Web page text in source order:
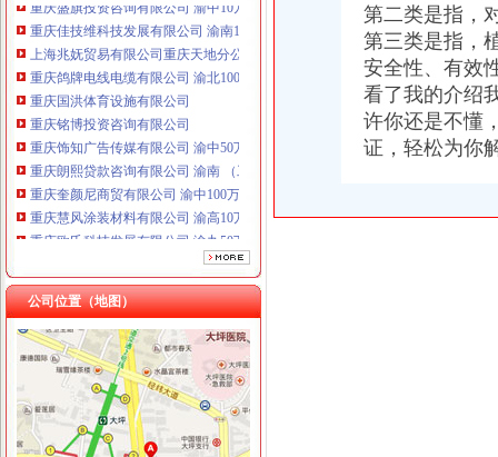
重庆佳技维科技发展有限公司 渝南100万 （进出口权）
上海兆妩贸易有限公司重庆天地分公司 渝中 （工商注册）
重庆鸽牌电线电缆有限公司 渝北10010万 (进出口权)
重庆国洪体育设施有限公司
重庆铭博投资咨询有限公司
重庆饰知广告传媒有限公司 渝中50万 （工商注册）
重庆朗熙贷款咨询有限公司 渝南 （工商注册）
重庆奎颜尼商贸有限公司 渝中100万 （工商注册）
重庆慧风涂装材料有限公司 渝高10万 （工商注册）
重庆欧氏科技发展有限公司 渝九50万 （进出口权）
重庆盛旗投资咨询有限公司 渝中10万 （工商注册）
重庆佳技维科技发展有限公司 渝南100万 （进出口权）
上海兆妩贸易有限公司重庆天地分公司 渝中 （工商注册）
公司位置（地图）
工商动态
沙坪坝局抓住“五个关键”0元注册公司流程推动重点工作全面开展
第二类是指，
第三类是指，
安全性、有效
看了我的介绍
许你还是不懂
证，轻松为你